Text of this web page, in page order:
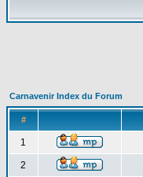
Carnavenir Index du Forum
#
1
2